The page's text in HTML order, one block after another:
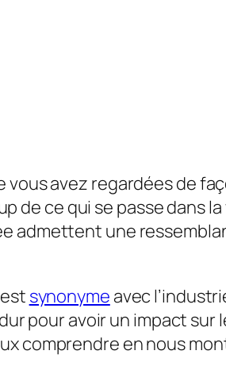
avez regardées de
de ce qui se passe dans
admettent une
synonyme avec
pour avoir un impact
comprendre en nous